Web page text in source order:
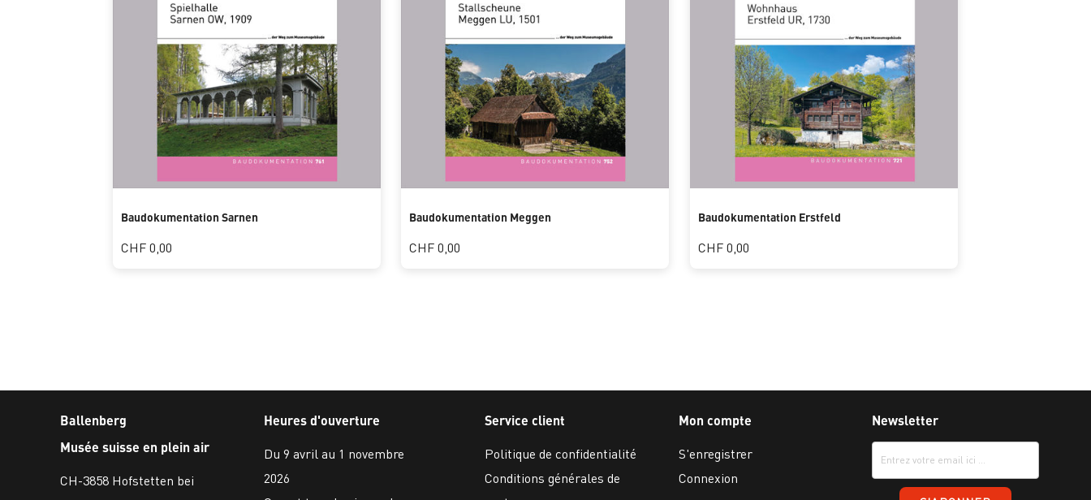
Baudokumentation Sarnen
CHF 0,00
Baudokumentation Meggen
CHF 0,00
Baudokumentation Erstfeld
CHF 0,00
Ballenberg
Musée suisse en plein air
CH-3858 Hofstetten bei
Heures d'ouverture
Du 9 avril au 1 novembre
2026
Service client
Politique de confidentialité
Conditions générales de
Mon compte
S'enregistrer
Connexion
Newsletter